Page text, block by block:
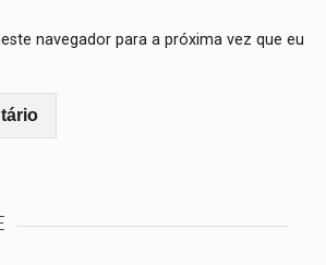
navegador para a próxima vez que eu